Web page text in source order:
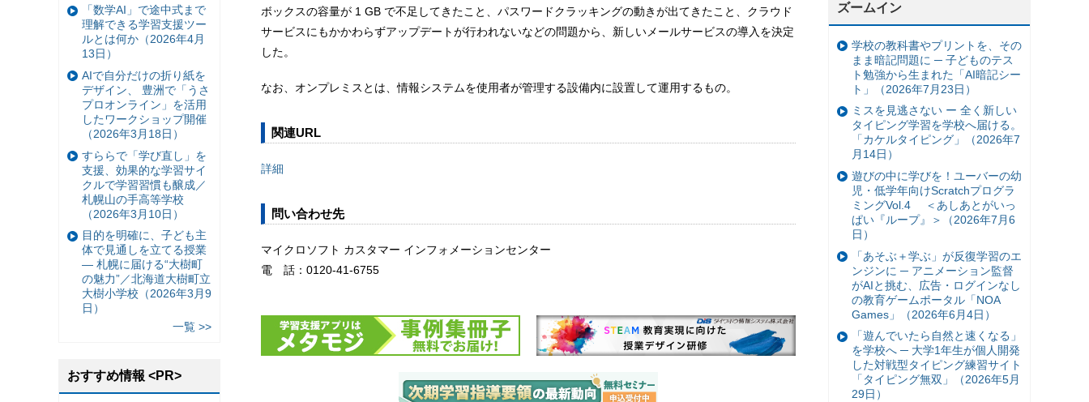
ボックスの容量が 1 GB で不足してきたこと、パスワードクラッキングの動きが出てきたこと、クラウド
サービスにもかかわらずアップデートが行われないなどの問題から、新しいメールサービスの導入を決定
した。
なお、オンプレミスとは、情報システムを使用者が管理する設備内に設置して運用するもの。
関連URL
詳細
問い合わせ先
マイクロソフト カスタマー インフォメーションセンター
電 話：0120-41-6755
ズームイン
学校の教科書やプリントを、その
まま暗記問題に ─ 子どものテス
ト勉強から生まれた「AI暗記シー
ト」（2026年7月23日）
ミスを見逃さない ー 全く新しい
タイピング学習を学校へ届ける。
「カケルタイピング」（2026年7
月14日）
遊びの中に学びを！ユーバーの幼
児・低学年向けScratchプログラ
ミングVol.4 ＜あしあとがいっ
ぱい『ループ』＞（2026年7月6
日）
「あそぶ＋学ぶ」が反復学習のエ
ンジンに ─ アニメーション監督
がAIと挑む、広告・ログインなし
の教育ゲームポータル「NOA
Games」（2026年6月4日）
「遊んでいたら自然と速くなる」
を学校へ ─ 大学1年生が個人開発
した対戦型タイピング練習サイト
「タイピング無双」（2026年5月
29日）
「数学AI」で途中式まで
理解できる学習支援ツー
ルとは何か（2026年4月
13日）
AIで自分だけの折り紙を
デザイン、 豊洲で「うさ
プロオンライン」を活用
したワークショップ開催
（2026年3月18日）
すららで「学び直し」を
支援、効果的な学習サイ
クルで学習習慣も醸成／
札幌山の手高等学校
（2026年3月10日）
目的を明確に、子ども主
体で見通しを立てる授業
— 札幌に届ける“大樹町
の魅力”／北海道大樹町立
大樹小学校（2026年3月9
日）
一覧 >>
おすすめ情報 <PR>